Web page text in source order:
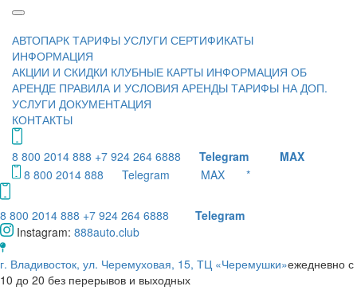
АВТОПАРК ТАРИФЫ УСЛУГИ СЕРТИФИКАТЫ
ИНФОРМАЦИЯ
АКЦИИ И СКИДКИ КЛУБНЫЕ КАРТЫ ИНФОРМАЦИЯ ОБ
АРЕНДЕ ПРАВИЛА И УСЛОВИЯ АРЕНДЫ ТАРИФЫ НА ДОП.
УСЛУГИ ДОКУМЕНТАЦИЯ
КОНТАКТЫ
8 800 2014 888 +7 924 264 6888 Telegram
MAX
8 800 2014 888
Telegram MAX *
8 800 2014 888 +7 924 264 6888
Telegram
Instagram: 888auto.club
​г. Владивосток, ул. Черемуховая, 15, ТЦ «Черемушки»​ежедневно с
10 до 20 без перерывов и выходных